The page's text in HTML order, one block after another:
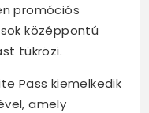
promóciós
középpontú
tükrözi.
Pass kiemelkedik
amely